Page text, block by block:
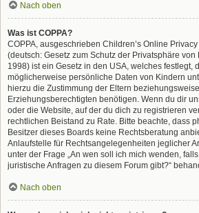
Nach oben
Was ist COPPA?
COPPA, ausgeschrieben Children’s Online
(deutsch: Gesetz zum Schutz der Privatsphäre von
1998) ist ein Gesetz in den USA, welches festlegt,
möglicherweise persönliche Daten von Kindern
hierzu die Zustimmung der Eltern
Erziehungsberechtigten benötigen. Wenn du dir
oder die Website, auf der du dich zu registrieren
rechtlichen Beistand zu Rate. Bitte beachte, dass
Besitzer dieses Boards keine Rechtsberatung
Anlaufstelle für Rechtsangelegenheiten jeglicher
unter der Frage „An wen soll ich mich wenden,
juristische Anfragen zu diesem Forum gibt?“
Nach oben